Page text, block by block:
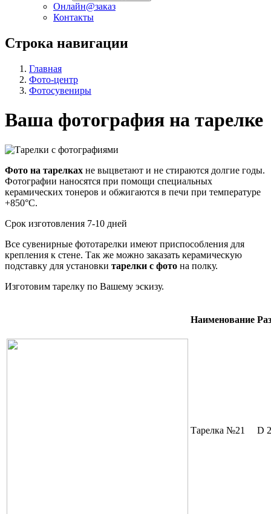
Онлайн@заказ
Контакты
Строка навигации
Главная
Фото-центр
Фотосувениры
Ваша фотография на тарелке
Фото на тарелках не выцветают и не стираются долгие годы.
Фотографии наносятся при помощи специальных
керамических тонеров и обжигаются в печи при температуре
+850°С.
Срок изготовления 7-10 дней
Все сувенирные фототарелки имеют приспособления для
крепления к стене. Так же можно заказать керамическую
подставку для установки тарелки с фото на полку.
Изготовим тарелку по Вашему эскизу.
Наименование
Тарелка №21 D